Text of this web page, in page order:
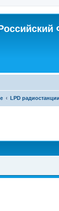
LPD радиостанции